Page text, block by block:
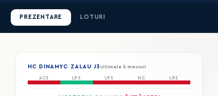
PREZENTARE LOTURI
HC DINAMYC ZALAU J3 ultimele 5 meciuri
ACS LPS LPS HC LPS